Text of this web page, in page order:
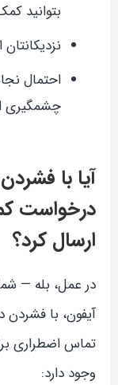
بتوانید
احتمال
چشمگیری
آیا با
درخواست
ارسال کرد؟
تماس اضطراری
وجود دارد: